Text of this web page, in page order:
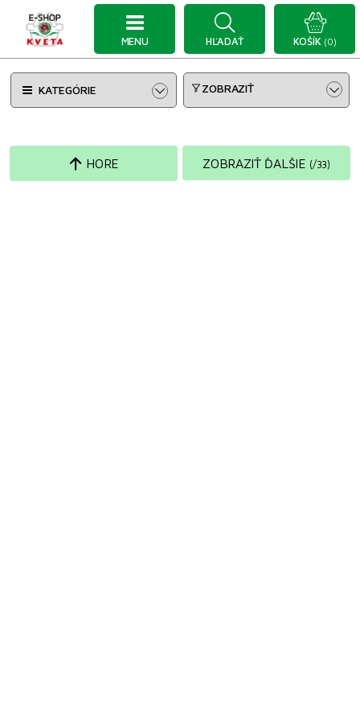
MENU HĽADAŤ KOŠÍK (0)
KATEGÓRIE ZOBRAZIŤ
ZOBRAZIŤ ĎALŠIE (/33)
HORE